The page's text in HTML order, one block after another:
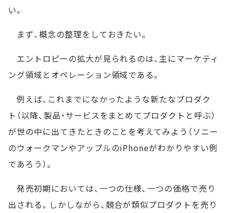
い。
まず、概念の整理をしておきたい。
エントロピーの拡大が見られるのは、主にマーケティ
ング領域とオペレーション領域である。
例えば、これまでになかったような新たなプロダク
ト（以降、製品・サービスをまとめてプロダクトと呼ぶ）
が世の中に出てきたときのことを考えてみよう（ソニー
のウォークマンやアップルのiPhoneがわかりやすい例
であろう）。
発売初期においては、一つの仕様、一つの価格で売り
出される。しかしながら、競合が類似プロダクトを売り